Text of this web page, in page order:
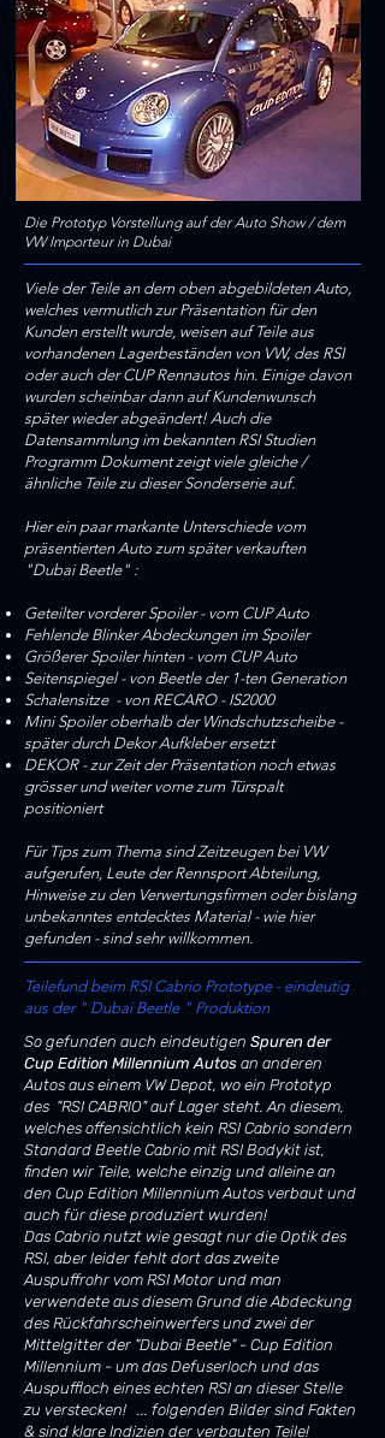
Die Prototyp Vorstellung auf der Auto Show / dem
VW Importeur in Dubai
Viele der Teile an dem oben abgebildeten Auto,
welches vermutlich zur Präsentation für den
Kunden erstellt wurde, weisen auf Teile aus
vorhandenen Lagerbeständen von VW, des RSI
oder auch der CUP Rennautos hin. Einige davon
wurden scheinbar dann auf Kundenwunsch
später wieder abgeändert! Auch die
Datensammlung im bekannten RSI Studien
Programm Dokument zeigt viele gleiche /
ähnliche Teile zu dieser Sonderserie auf.
Hier ein paar markante Unterschiede vom
präsentierten Auto zum später verkauften
"Dubai Beetle" :
Geteilter vorderer Spoiler - vom CUP Auto
Fehlende Blinker Abdeckungen im Spoiler
Größerer Spoiler hinten - vom CUP Auto
Seitenspiegel - von Beetle der 1-ten Generation
Schalensitze - von RECARO - IS2000
Mini Spoiler oberhalb der Windschutzscheibe -
später durch Dekor Aufkleber ersetzt
DEKOR - zur Zeit der Präsentation noch etwas
grösser und weiter vorne zum Türspalt
positioniert
Für Tips zum Thema sind Zeitzeugen bei VW
aufgerufen, Leute der Rennsport Abteilung,
Hinweise zu den Verwertungsfirmen oder bislang
unbekanntes entdecktes Material - wie hier
gefunden - sind sehr willkommen.
Teilefund beim RSI Cabrio Prototype - eindeutig
aus der " Dubai Beetle " Produktion
So gefunden auch eindeutigen Spuren der
Cup Edition Millennium Autos an anderen
Autos aus einem VW Depot, wo ein Prototyp
des "RSI CABRIO" auf Lager steht. An diesem,
welches offensichtlich kein RSI Cabrio sondern
Standard Beetle Cabrio mit RSI Bodykit ist,
finden wir Teile, welche einzig und alleine an
den Cup Edition Millennium Autos verbaut und
auch für diese produziert wurden!
Das Cabrio nutzt wie gesagt nur die Optik des
RSI, aber leider fehlt dort das zweite
Auspuffrohr vom RSI Motor und man
verwendete aus diesem Grund die Abdeckung
des Rückfahrscheinwerfers und zwei der
Mittelgitter der "Dubai Beetle" - Cup Edition
Millennium - um das Defuserloch und das
Auspuffloch eines echten RSI an dieser Stelle
zu verstecken! ... folgenden Bilder sind Fakten
& sind klare Indizien der verbauten Teile!